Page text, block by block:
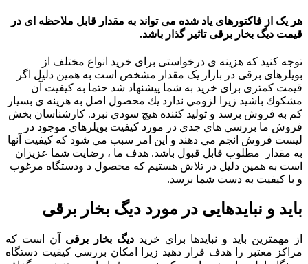
هر یک از فاکتورهای یاد شده می تواند به مقدار قابل ملاحظه ای در
قیمت دیگ بخار برقی تاثیر گذار باشد.
توجه کنید که هزینه ی درخواستی برای خرید انواع مختلف از
بویلرهای برقی در بازار یک مقدار مشخص است به همین دلیل اگر
قیمت کمتری برای خرید به شما پیشنهاد شد حتما به كيفيت آن
مشكوك باشيد زيرا لزومي ندارد يك محصول اصل به هزينه ي بسيار
كم به فروش برسد و توليد كننده هيچ سودي نبرد. كارشناسان بخش
فروش ما بررسي هاي جدي در مورد كيفيت بويلرهاي موجود در
ليست فروش انجم مي دهند و اين امر سبب مي شود كه كيفيت آنها
به مقدار مطلوب قابل قبول باشد. هدف ما ، رضايت شما عزیزان
است به همين دليل در تلاش هستيم كه محصول د ودستگاه مرغوب
و با كيفيت به دست شما برسد.
باید و نبایدهایی در مورد دیگ بخار برقی
از مهمترين بايد و نبايدها براي خريد دیگ بخار برقی آن است كه
مراكز معتبر را هدف قرار دهيد زيرا امكان بررسي كيفيت دستگاه